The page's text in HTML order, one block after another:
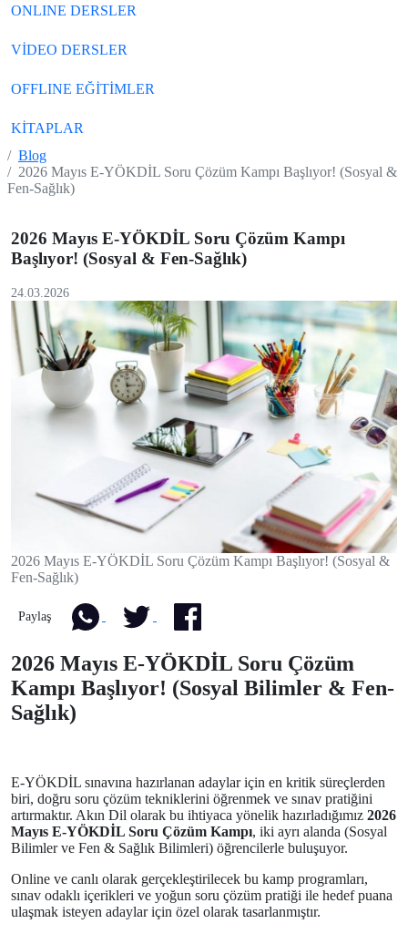
ONLINE DERSLER
VİDEO DERSLER
OFFLINE EĞİTİMLER
KİTAPLAR
Blog
2026 Mayıs E-YÖKDİL Soru Çözüm Kampı Başlıyor! (Sosyal &
Fen-Sağlık)
2026 Mayıs E-YÖKDİL Soru Çözüm Kampı
Başlıyor! (Sosyal & Fen-Sağlık)
24.03.2026
2026 Mayıs E-YÖKDİL Soru Çözüm Kampı Başlıyor! (Sosyal &
Fen-Sağlık)
Paylaş
2026 Mayıs E-YÖKDİL Soru Çözüm
Kampı Başlıyor! (Sosyal Bilimler & Fen-
Sağlık)
E-YÖKDİL sınavına hazırlanan adaylar için en kritik süreçlerden
biri, doğru soru çözüm tekniklerini öğrenmek ve sınav pratiğini
artırmaktır. Akın Dil olarak bu ihtiyaca yönelik hazırladığımız 2026
Mayıs E-YÖKDİL Soru Çözüm Kampı, iki ayrı alanda (Sosyal
Bilimler ve Fen & Sağlık Bilimleri) öğrencilerle buluşuyor.
Online ve canlı olarak gerçekleştirilecek bu kamp programları,
sınav odaklı içerikleri ve yoğun soru çözüm pratiği ile hedef puana
ulaşmak isteyen adaylar için özel olarak tasarlanmıştır.